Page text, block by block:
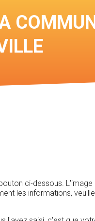
ci-dessous.
les informations,